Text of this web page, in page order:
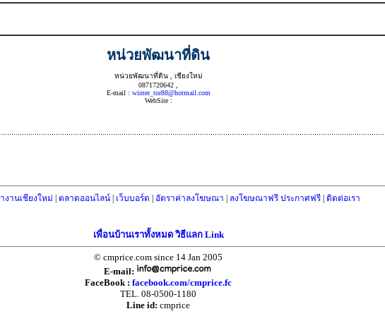
หน่วยพัฒนาที่ดิน
หน่วยพัฒนาที่ดิน , เชียงใหม่
0871720642 ,
E-mail : winter_tor88@hotmail.com
WebSite :
งานเชียงใหม่ | ตลาดออนไลน์| เว็บบอร์ด | อัตราค่าลงโฆษณา | ลงโฆษณาฟรี ประกาศฟรี| ติดต่อเรา
เพื่อนบ้านเราทั้งหมด วิธีแลก Link
© cmprice.com since 14 Jan 2005
E-mail:
FaceBook : facebook.com/cmprice.fc
TEL. 08-0500-1180
Line id: cmprice